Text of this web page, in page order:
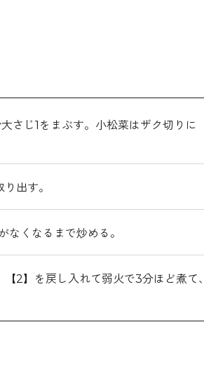
さじ1をまぶす。小松菜はザク切りに
出す。
くなるまで炒める。
2】を戻し入れて弱火で3分ほど煮て、